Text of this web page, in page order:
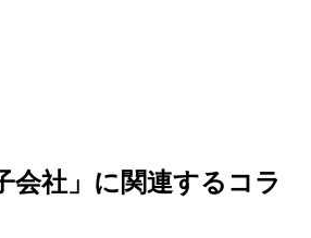
会社」に関連するコラ